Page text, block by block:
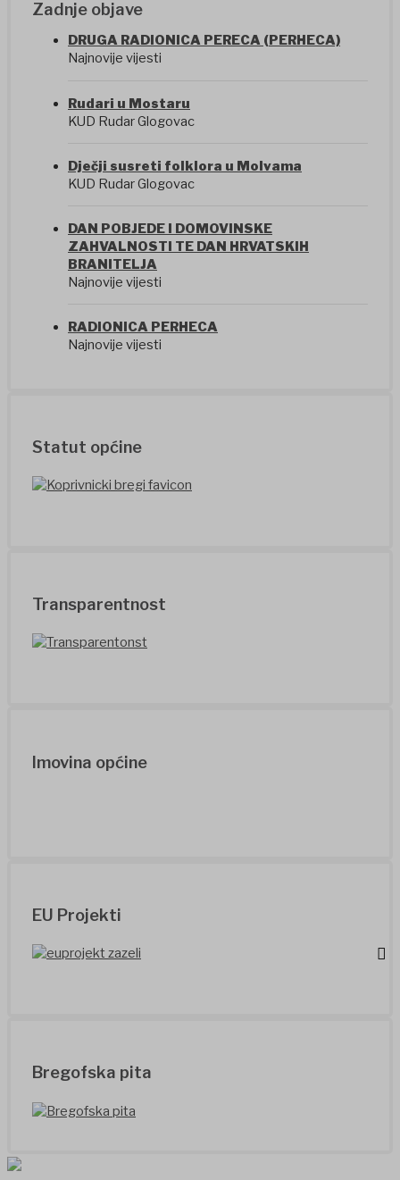
Zadnje objave
DRUGA RADIONICA PERECA (PERHECA)
Najnovije vijesti
Rudari u Mostaru
KUD Rudar Glogovac
Dječji susreti folklora u Molvama
KUD Rudar Glogovac
DAN POBJEDE I DOMOVINSKE
ZAHVALNOSTI TE DAN HRVATSKIH
BRANITELJA
Najnovije vijesti
RADIONICA PERHECA
Najnovije vijesti
Statut općine
Transparentnost
Imovina općine
EU Projekti
Bregofska pita